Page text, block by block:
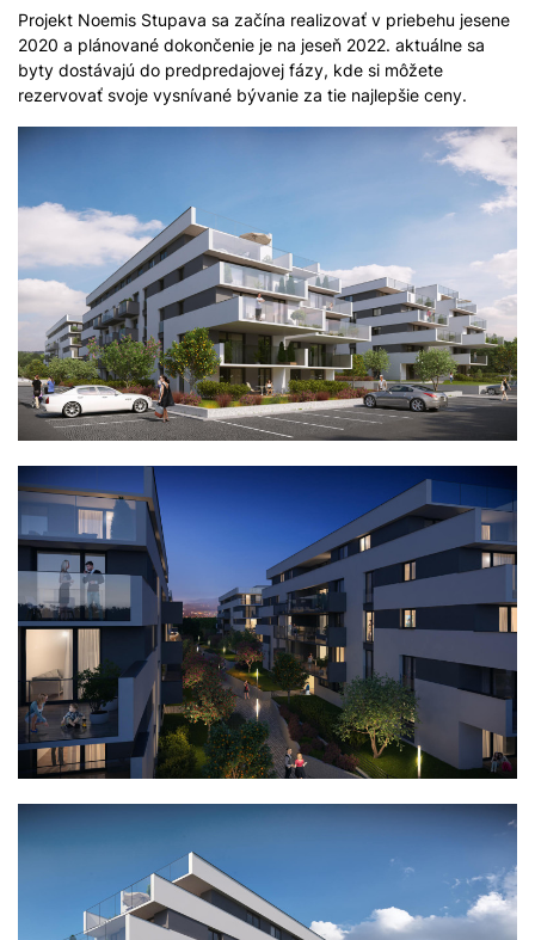
Projekt Noemis Stupava sa začína realizovať v priebehu jesene
2020 a plánované dokončenie je na jeseň 2022. aktuálne sa
byty dostávajú do predpredajovej fázy, kde si môžete
rezervovať svoje vysnívané bývanie za tie najlepšie ceny.